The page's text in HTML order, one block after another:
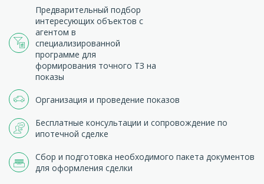
Предварительный подбор
интересующих объектов с
агентом в
специализированной
программе для
формирования точного ТЗ на
показы
Организация и проведение показов
Бесплатные консультации и сопровождение по
ипотечной сделке
Сбор и подготовка необходимого пакета документов
для оформления сделки